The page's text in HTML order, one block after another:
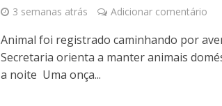
3 semanas atrás Adicionar comentário
Animal foi registrado caminhando por
Secretaria orienta a manter animais
a noite Uma onça...